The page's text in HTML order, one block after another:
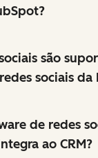
são
sociais da
de redes
ao CRM?